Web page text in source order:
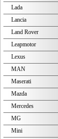
Lada
Lancia
Land Rover
Leapmotor
Lexus
MAN
Maserati
Mazda
Mercedes
MG
Mini